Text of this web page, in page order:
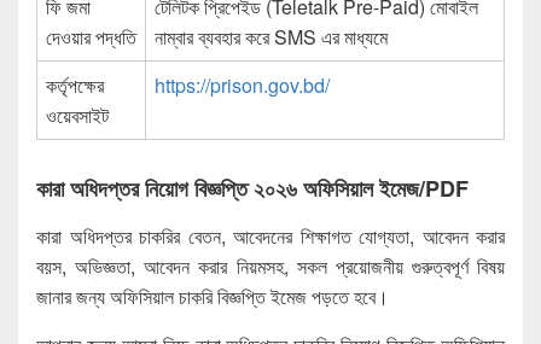
ফি জমা
দেওয়ার পদ্ধতি
টেলিটক প্রিপেইড (Teletalk Pre-Paid) মোবাইল
নাম্বার ব্যবহার করে ‍SMS এর মাধ্যমে
কর্তৃপক্ষের
ওয়েবসাইট
https://prison.gov.bd/
কারা অধিদপ্তর নিয়োগ বিজ্ঞপ্তি ২০২৬ অফিসিয়াল ইমেজ/PDF
কারা অধিদপ্তর চাকরির বেতন, আবেদনের শিক্ষাগত যোগ্যতা, আবেদন করার
বয়স, অভিজ্ঞতা, আবেদন করার নিয়মসহ, সকল প্রয়োজনীয় গুরুত্বপূর্ণ বিষয়
জানার জন্য অফিসিয়াল চাকরি বিজ্ঞপ্তি ইমেজ পড়তে হবে।